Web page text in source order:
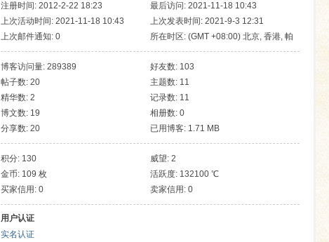
注册时间: 2012-2-22 18:23
最后访问: 2021-11-18 10:43
上次活动时间: 2021-11-18 10:43
上次发表时间: 2021-9-3 12:31
上次邮件通知: 0
所在时区: (GMT +08:00) 北京, 香港, 帕
斯, 新加坡, 台北
博客访问量: 289389
好友数: 103
帖子数: 20
主题数: 11
精华数: 2
记录数: 11
博文数: 19
相册数: 0
分享数: 20
已用博客: 1.71 MB
积分: 130
威望: 2
金币: 109 枚
活跃度: 132100 ℃
买家信用: 0
卖家信用: 0
用户认证
实名认证